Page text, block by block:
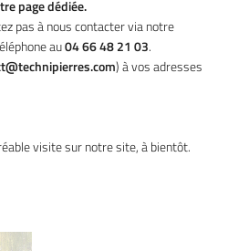
page dédiée.
pas à nous contacter via notre
au04 66 48 21 03.
) à vos adresses
visite sur notre site, à bientôt.